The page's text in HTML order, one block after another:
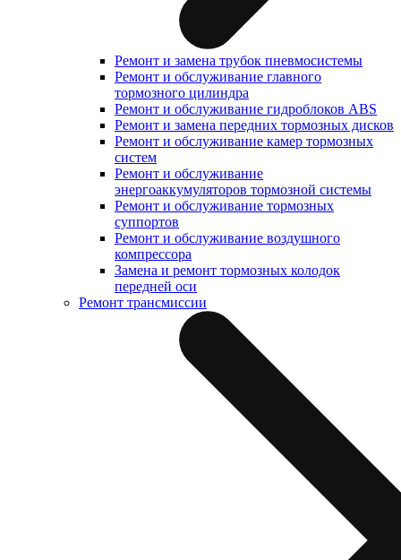
Ремонт и замена трубок пневмосистемы
Ремонт и обслуживание главного
тормозного цилиндра
Ремонт и обслуживание гидроблоков ABS
Ремонт и замена передних тормозных дисков
Ремонт и обслуживание камер тормозных
систем
Ремонт и обслуживание
энергоаккумуляторов тормозной системы
Ремонт и обслуживание тормозных
суппортов
Ремонт и обслуживание воздушного
компрессора
Замена и ремонт тормозных колодок
передней оси
Ремонт трансмиссии